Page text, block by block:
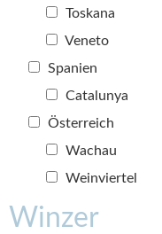
Toskana
Veneto
Spanien
Catalunya
Österreich
Wachau
Weinviertel
Winzer